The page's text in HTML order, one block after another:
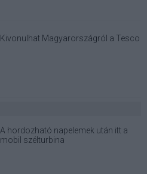
Kivonulhat Magyarországról a Tesco
A hordozható napelemek után itt a
mobil szélturbina